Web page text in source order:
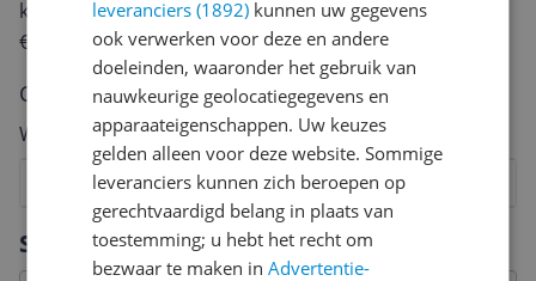
Specificaties
keuze te maken én maak je iedere maand kans op
€250,-!
Klik hier voor de actievoorwaarden.
Cijfer
Welk cijfer geef jij dit product?
8
7
6
5
4
3
2
Vraag 1 van 4
leveranciers (1892) kunnen uw gegevens
ook verwerken voor deze en andere
doeleinden, waaronder het gebruik van
nauwkeurige geolocatiegegevens en
apparaateigenschappen. Uw keuzes
gelden alleen voor deze website. Sommige
leveranciers kunnen zich beroepen op
gerechtvaardigd belang in plaats van
toestemming; u hebt het recht om
bezwaar te maken inAdvertentie-